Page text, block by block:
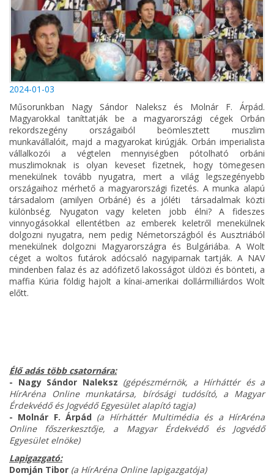
2024-01-03
Műsorunkban Nagy Sándor Naleksz és Molnár F. Árpád.
Magyarokkal taníttatják be a magyarországi cégek Orbán
rekordszegény országaiból beömlesztett muszlim
munkavállalóit, majd a magyarokat kirúgják. Orbán imperialista
vállalkozói a végtelen mennyiségben pótolható orbáni
muszlimoknak is olyan keveset fizetnek, hogy tömegesen
menekülnek tovább nyugatra, mert a világ legszegényebb
országaihoz mérhető a magyarországi fizetés. A munka alapú
társadalom (amilyen Orbáné) és a jóléti társadalmak közti
különbség. Nyugaton vagy keleten jobb élni? A fideszes
vinnyogásokkal ellentétben az emberek keletről menekülnek
dolgozni nyugatra, nem pedig Németországból és Ausztriából
menekülnek dolgozni Magyarországra és Bulgáriába. A Wolt
céget a woltos futárok adócsaló nagyiparnak tartják. A NAV
mindenben falaz és az adófizető lakosságot üldözi és bönteti, a
maffia Kúria földig hajolt a kínai-amerikai dollármilliárdos Wolt
előtt.
Élő adás több csatornára:
- Nagy Sándor Naleksz (gépészmérnök, a Hírháttér és a
HírAréna Online munkatársa, bírósági tudósító, a Magyar
Érdekvédő és Jogvédő Egyesület alapító tagja)
- Molnár F. Árpád (a Hírháttér Multimédia és a HírAréna
Online főszerkesztője, a Magyar Érdekvédő és Jogvédő
Egyesület elnöke)
Lapigazgató:
Domján Tibor (a HírAréna Online lapigazgatója)